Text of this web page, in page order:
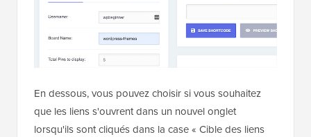
En dessous, vous pouvez choisir si vous souhaitez
que les liens s'ouvrent dans un nouvel onglet
lorsqu'ils sont cliqués dans la case « Cible des liens